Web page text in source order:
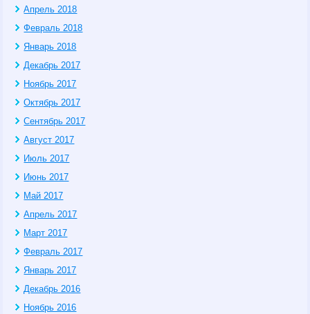
Апрель 2018
Февраль 2018
Январь 2018
Декабрь 2017
Ноябрь 2017
Октябрь 2017
Сентябрь 2017
Август 2017
Июль 2017
Июнь 2017
Май 2017
Апрель 2017
Март 2017
Февраль 2017
Январь 2017
Декабрь 2016
Ноябрь 2016